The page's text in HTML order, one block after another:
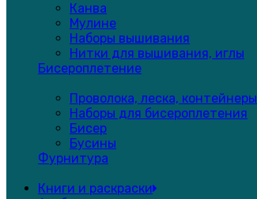
Канва
Мулине
Наборы вышивания
Нитки для вышивания, иглы
Бисероплетение
Проволока, леска, контейнеры
Наборы для бисероплетения
Бисер
Бусины
Фурнитура
Книги и раскраски